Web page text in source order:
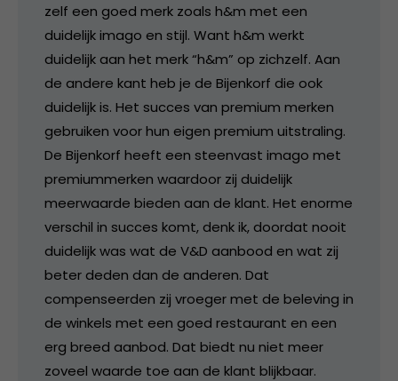
zelf een goed merk zoals h&m met een
duidelijk imago en stijl. Want h&m werkt
duidelijk aan het merk “h&m” op zichzelf. Aan
de andere kant heb je de Bijenkorf die ook
duidelijk is. Het succes van premium merken
gebruiken voor hun eigen premium uitstraling.
De Bijenkorf heeft een steenvast imago met
premiummerken waardoor zij duidelijk
meerwaarde bieden aan de klant. Het enorme
verschil in succes komt, denk ik, doordat nooit
duidelijk was wat de V&D aanbood en wat zij
beter deden dan de anderen. Dat
compenseerden zij vroeger met de beleving in
de winkels met een goed restaurant en een
erg breed aanbod. Dat biedt nu niet meer
zoveel waarde toe aan de klant blijkbaar.